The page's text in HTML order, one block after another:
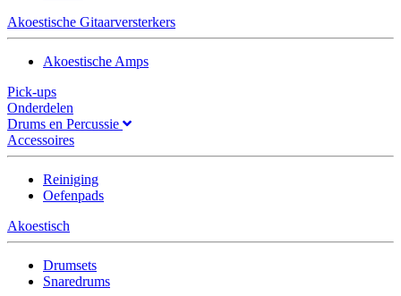
Akoestische Gitaarversterkers
Akoestische Amps
Pick-ups
Onderdelen
Drums en Percussie
Accessoires
Reiniging
Oefenpads
Akoestisch
Drumsets
Snaredrums